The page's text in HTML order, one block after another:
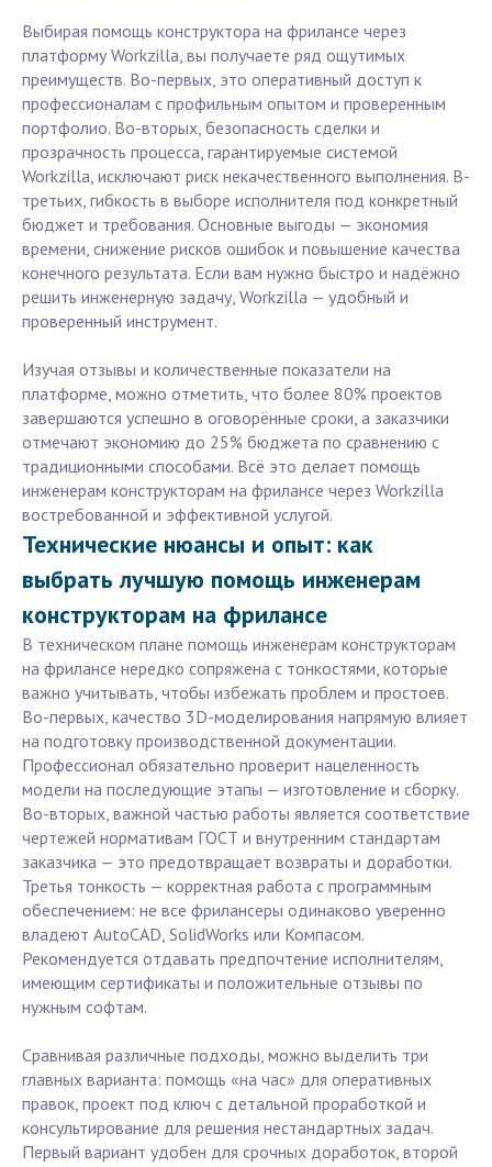
Выбирая помощь конструктора на фрилансе через
платформу Workzilla, вы получаете ряд ощутимых
преимуществ. Во-первых, это оперативный доступ к
профессионалам с профильным опытом и проверенным
портфолио. Во-вторых, безопасность сделки и
прозрачность процесса, гарантируемые системой
Workzilla, исключают риск некачественного выполнения. В-
третьих, гибкость в выборе исполнителя под конкретный
бюджет и требования. Основные выгоды — экономия
времени, снижение рисков ошибок и повышение качества
конечного результата. Если вам нужно быстро и надёжно
решить инженерную задачу, Workzilla — удобный и
проверенный инструмент.
Изучая отзывы и количественные показатели на
платформе, можно отметить, что более 80% проектов
завершаются успешно в оговорённые сроки, а заказчики
отмечают экономию до 25% бюджета по сравнению с
традиционными способами. Всё это делает помощь
инженерам конструкторам на фрилансе через Workzilla
востребованной и эффективной услугой.
Технические нюансы и опыт: как
выбрать лучшую помощь инженерам
конструкторам на фрилансе
В техническом плане помощь инженерам конструкторам
на фрилансе нередко сопряжена с тонкостями, которые
важно учитывать, чтобы избежать проблем и простоев.
Во-первых, качество 3D-моделирования напрямую влияет
на подготовку производственной документации.
Профессионал обязательно проверит нацеленность
модели на последующие этапы — изготовление и сборку.
Во-вторых, важной частью работы является соответствие
чертежей нормативам ГОСТ и внутренним стандартам
заказчика — это предотвращает возвраты и доработки.
Третья тонкость — корректная работа с программным
обеспечением: не все фрилансеры одинаково уверенно
владеют AutoCAD, SolidWorks или Компасом.
Рекомендуется отдавать предпочтение исполнителям,
имеющим сертификаты и положительные отзывы по
нужным софтам.
Сравнивая различные подходы, можно выделить три
главных варианта: помощь «на час» для оперативных
правок, проект под ключ с детальной проработкой и
консультирование для решения нестандартных задач.
Первый вариант удобен для срочных доработок, второй